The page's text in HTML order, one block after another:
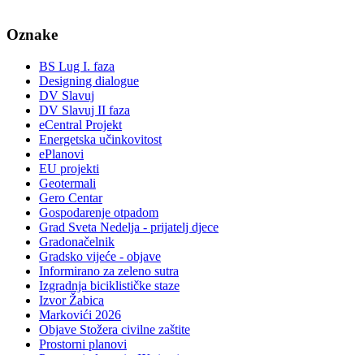
Oznake
BS Lug I. faza
Designing dialogue
DV Slavuj
DV Slavuj II faza
eCentral Projekt
Energetska učinkovitost
ePlanovi
EU projekti
Geotermali
Gero Centar
Gospodarenje otpadom
Grad Sveta Nedelja - prijatelj djece
Gradonačelnik
Gradsko vijeće - objave
Informirano za zeleno sutra
Izgradnja biciklističke staze
Izvor Žabica
Markovići 2026
Objave Stožera civilne zaštite
Prostorni planovi